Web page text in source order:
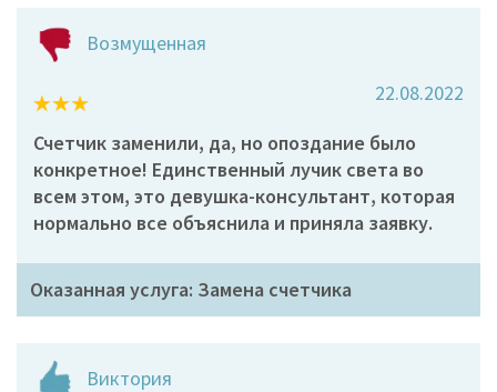
Возмущенная
22.08.2022
Счетчик заменили, да, но опоздание было
конкретное! Единственный лучик света во
всем этом, это девушка-консультант, которая
нормально все объяснила и приняла заявку.
Оказанная услуга: Замена счетчика
Виктория